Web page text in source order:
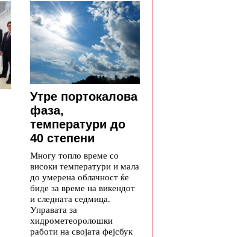
Утре портокалова
фаза,
температури до
40 степени
Многу топло време со
високи температури и мала
до умерена облачност ќе
биде за време на викендот
и следната седмица.
Управата за
хидрометеоролошки
работи на својата фејсбук